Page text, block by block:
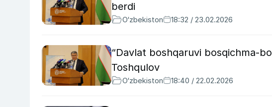
berdi
O‘zbekiston 18:32 / 23.02.2026
“Davlat boshqaruvi bosqichma-
Toshqulov
O‘zbekiston 18:40 / 22.02.2026